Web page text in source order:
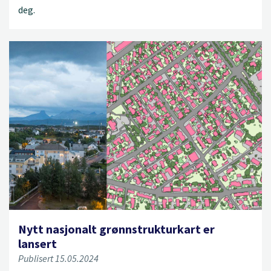
deg.
Nytt nasjonalt grønnstrukturkart er
lansert
Publisert 15.05.2024